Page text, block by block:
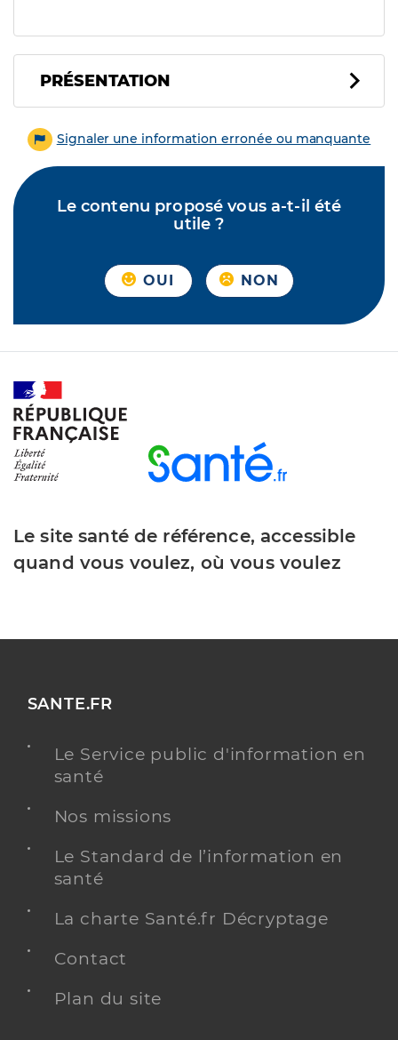
PRÉSENTATION
Signaler une information erronée ou manquante
Le contenu proposé vous a-t-il été
utile ?
OUI NON
Le site santé de référence, accessible
quand vous voulez, où vous voulez
SANTE.FR
Le Service public d'information en
santé
Nos missions
Le Standard de l’information en
santé
La charte Santé.fr Décryptage
Contact
Plan du site